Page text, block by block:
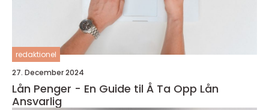
redaktionel
27. December 2024
Lån Penger - En Guide til Å Ta Opp Lån
Ansvarlig